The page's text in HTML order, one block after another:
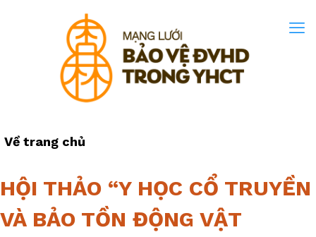
Về trang chủ
HỘI THẢO “Y HỌC CỔ TRUYỀN
VÀ BẢO TỒN ĐỘNG VẬT